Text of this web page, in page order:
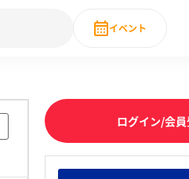
DX現場社員インタビュー
イベント
直近の
ログイン/会